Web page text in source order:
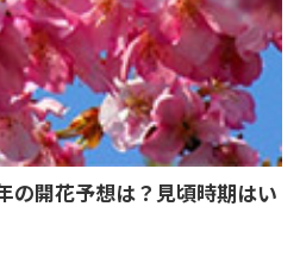
の開花予想は？見頃時期はい